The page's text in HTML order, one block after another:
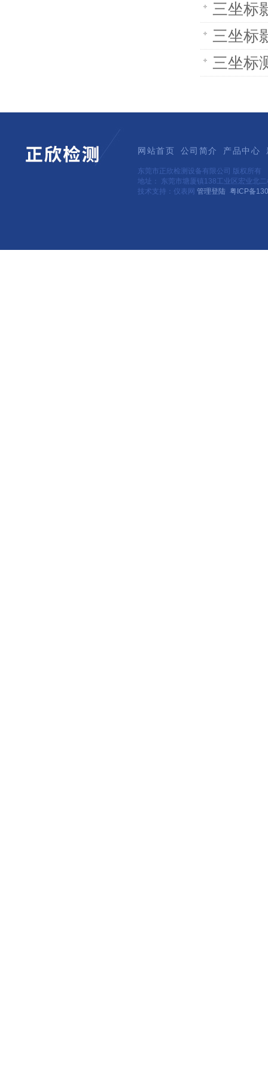
三坐标
三坐标
三坐标
网站首页 公司简介 产品中心
东莞市正欣检测设备有限公司 版权所有
地址： 东莞市塘厦镇138工业区宏业北
技术支持：仪表网 管理登陆 粤ICP备